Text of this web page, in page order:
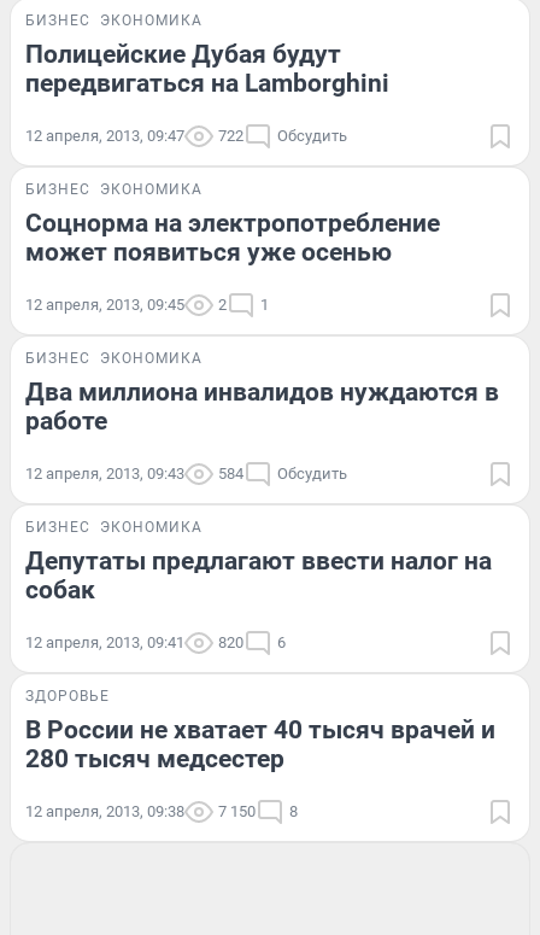
БИЗНЕС ЭКОНОМИКА
Полицейские Дубая будут
передвигаться на Lamborghini
12 апреля, 2013, 09:47 722 Обсудить
БИЗНЕС ЭКОНОМИКА
Соцнорма на электропотребление
может появиться уже осенью
12 апреля, 2013, 09:45 2 1
БИЗНЕС ЭКОНОМИКА
Два миллиона инвалидов нуждаются в
работе
12 апреля, 2013, 09:43 584 Обсудить
БИЗНЕС ЭКОНОМИКА
Депутаты предлагают ввести налог на
собак
12 апреля, 2013, 09:41 820 6
ЗДОРОВЬЕ
В России не хватает 40 тысяч врачей и
280 тысяч медсестер
12 апреля, 2013, 09:38 7 150 8